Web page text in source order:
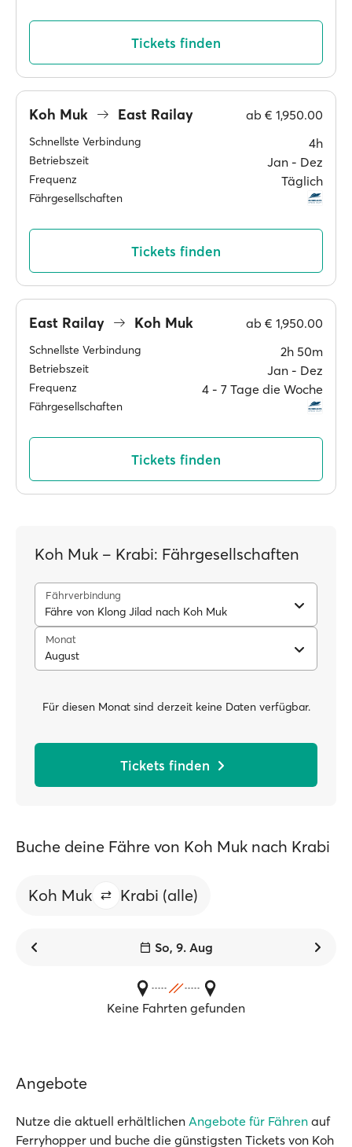
Tickets finden
Koh Muk East Railay ab € 1,950.00
Schnellste Verbindung 4h
Betriebszeit Jan ‐ Dez
Frequenz Täglich
Fährgesellschaften
Tickets finden
East Railay Koh Muk ab € 1,950.00
Schnellste Verbindung 2h 50m
Betriebszeit Jan ‐ Dez
Frequenz 4 ‐ 7 Tage die Woche
Fährgesellschaften
Tickets finden
Koh Muk – Krabi: Fährgesellschaften
Fährverbindung
Fähre von Klong Jilad nach Koh Muk
Monat
August
Für diesen Monat sind derzeit keine Daten verfügbar.
Tickets finden
Buche deine Fähre von Koh Muk nach Krabi
Koh Muk Krabi (alle)
So, 9. Aug
Keine Fahrten gefunden
Angebote
Nutze die aktuell erhältlichen Angebote für Fähren auf
Ferryhopper und buche die günstigsten Tickets von Koh